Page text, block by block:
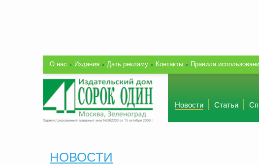
О нас Издания Дать рекламу Контакты Правила
Новости Статьи
НОВОСТИ